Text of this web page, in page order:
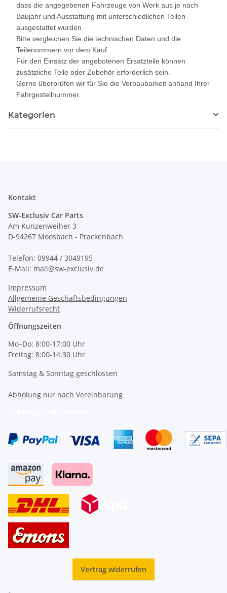
dass die angegebenen Fahrzeuge von Werk aus je nach
Baujahr und Ausstattung mit unterschiedlichen Teilen
ausgestattet wurden.
Bitte vergleichen Sie die technischen Daten und die
Teilenummern vor dem Kauf.
Für den Einsatz der angebotenen Ersatzteile können
zusätzliche Teile oder Zubehör erforderlich sein.
Gerne überprüfen wir für Sie die Verbaubarkeit anhand Ihrer
Fahrgestellnummer.
Kategorien
Kontakt
SW-Exclusiv Car Parts
Am Kunzenweiher 3
D-94267 Moosbach - Prackenbach
Telefon: 09944 / 3049195
E-Mail: mail@sw-exclusiv.de
Impressum
Allgemeine Geschäftsbedingungen
Widerrufsrecht
Öffnungszeiten
Mo–Do: 8:00-17:00 Uhr
Freitag: 8:00-14:30 Uhr
Samstag & Sonntag geschlossen
Abholung nur nach Vereinbarung
Vertrag widerrufen